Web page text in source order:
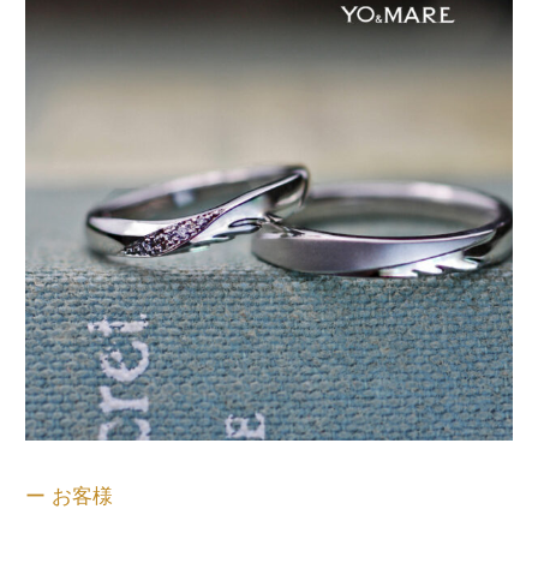
ー お客様